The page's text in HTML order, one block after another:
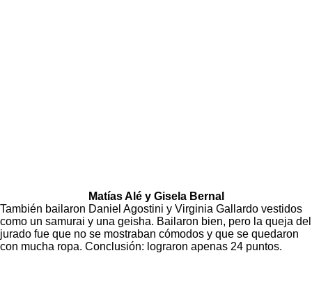
Matías Alé y Gisela Bernal
También bailaron Daniel Agostini y Virginia Gallardo vestidos
como un samurai y una geisha. Bailaron bien, pero la queja del
jurado fue que no se mostraban cómodos y que se quedaron
con mucha ropa. Conclusión: lograron apenas 24 puntos.